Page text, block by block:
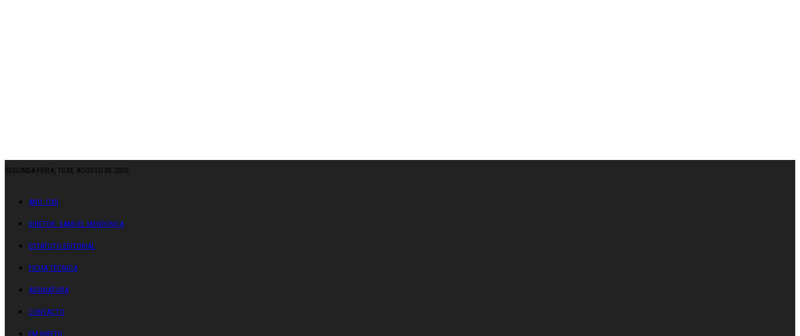
SEGUNDA-FEIRA, 10 DE AGOSTO DE 2026
ANO: CXII
DIRETOR: SAMUEL MENDONÇA
ESTATUTO EDITORIAL
FICHA TÉCNICA
ASSINATURA
CONTACTO
EM DIRETO